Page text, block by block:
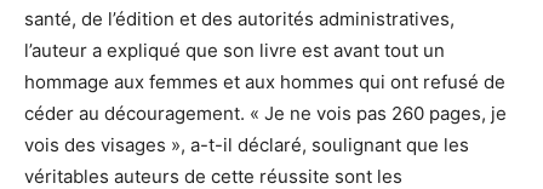
santé, de l’édition et des autorités administratives,
l’auteur a expliqué que son livre est avant tout un
hommage aux femmes et aux hommes qui ont refusé de
céder au découragement. « Je ne vois pas 260 pages, je
vois des visages », a-t-il déclaré, soulignant que les
véritables auteurs de cette réussite sont les